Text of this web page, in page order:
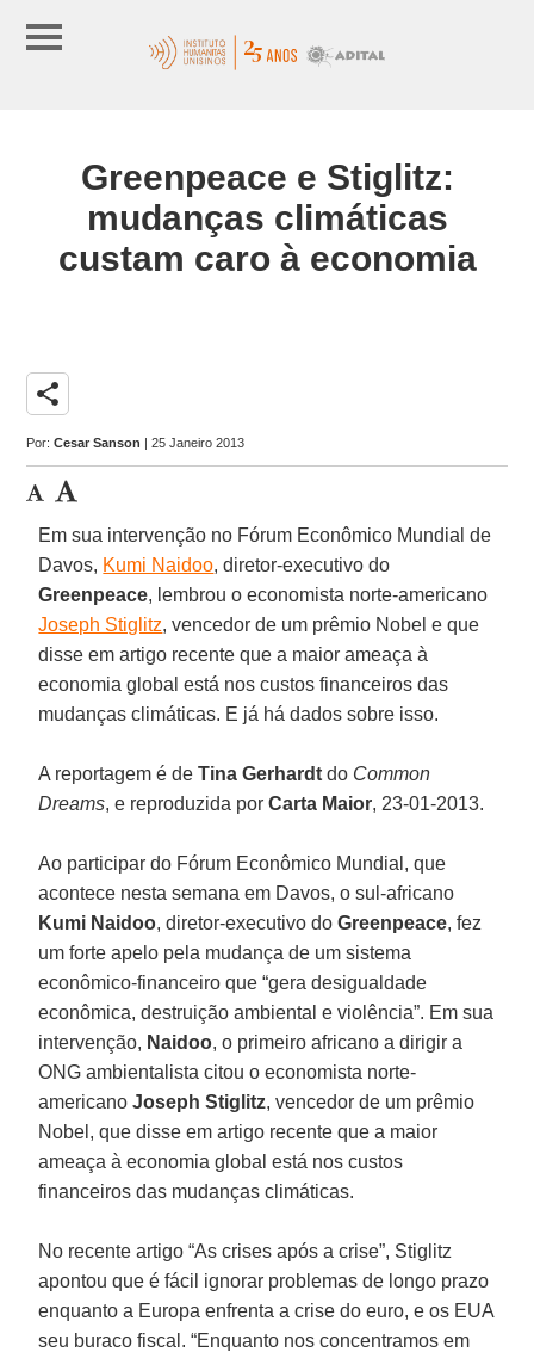
Greenpeace e Stiglitz:
mudanças climáticas
custam caro à economia
share
Por:Cesar Sanson | 25 Janeiro 2013
Em sua intervenção no Fórum Econômico Mundial de
Davos, Kumi Naidoo, diretor-executivo do
Greenpeace, lembrou o economista norte-americano
Joseph Stiglitz, vencedor de um prêmio Nobel e que
disse em artigo recente que a maior ameaça à
economia global está nos custos financeiros das
mudanças climáticas. E já há dados sobre isso.
A reportagem é deTina Gerhardt do Common
Dreams, e reproduzida porCarta Maior, 23-01-2013.
Ao participar do Fórum Econômico Mundial, que
acontece nesta semana em Davos, o sul-africano
Kumi Naidoo, diretor-executivo doGreenpeace, fez
um forte apelo pela mudança de um sistema
econômico-financeiro que “gera desigualdade
econômica, destruição ambiental e violência”. Em sua
intervenção, Naidoo, o primeiro africano a dirigir a
ONG ambientalista citou o economista norte-
americanoJoseph Stiglitz, vencedor de um prêmio
Nobel, que disse em artigo recente que a maior
ameaça à economia global está nos custos
financeiros das mudanças climáticas.
No recente artigo “As crises após a crise”, Stiglitz
apontou que é fácil ignorar problemas de longo prazo
enquanto a Europa enfrenta a crise do euro, e os EUA
seu buraco fiscal. “Enquanto nos concentramos em